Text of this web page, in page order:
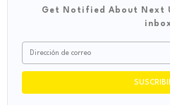
Get Notified About Next